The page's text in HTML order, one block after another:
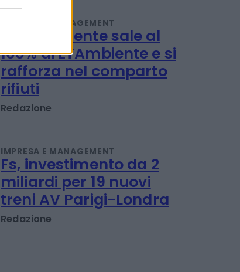
Intesa Sanpaolo
Emanuela Meucci
IMPRESA E MANAGEMENT
Iren Ambiente sale al
100% di ETAmbiente e si
Redazione
IMPRESA E MANAGEMENT
Fs, investimento da 2